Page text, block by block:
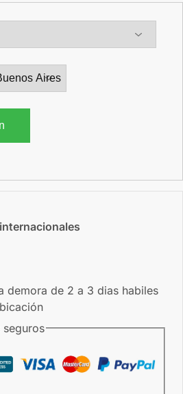
demora de 2 a 3 dias habiles
seguros